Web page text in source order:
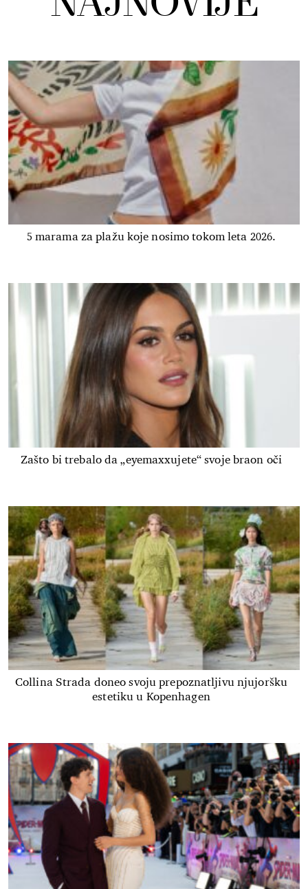
5 marama za plažu koje nosimo tokom leta 2026.
Zašto bi trebalo da „eyemaxxujete“ svoje braon oči
Collina Strada doneo svoju prepoznatljivu njujoršku
estetiku u Kopenhagen